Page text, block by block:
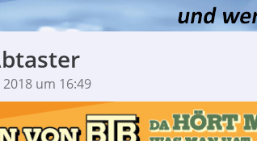
um 16:49